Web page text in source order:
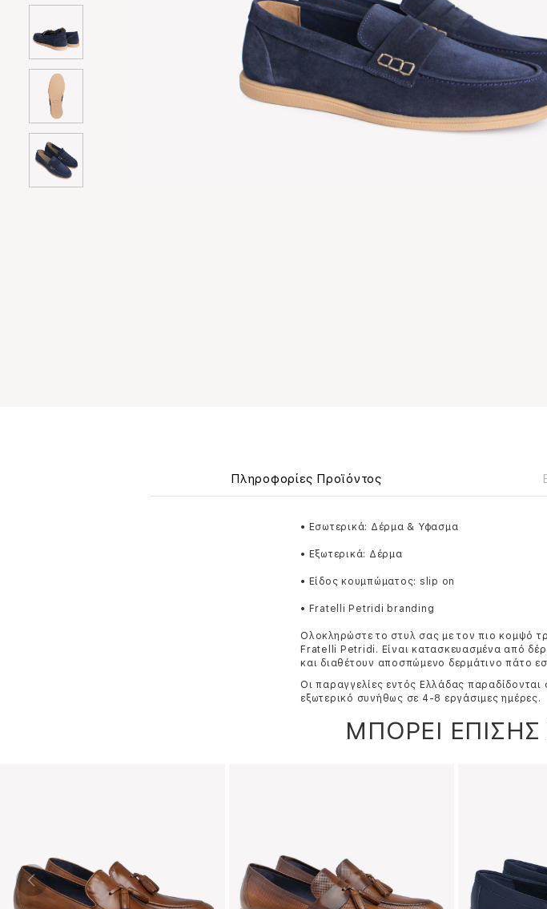
Πληροφορίες Προϊόντος
• Εσωτερικά: Δέρμα & Υφασμα
• Εξωτερικά: Δέρμα
• Είδος κουμπώματος: slip on
• Fratelli Petridi branding
Ολοκληρώστε το στυλ σας με τον πιο κομψό
Fratelli Petridi. Είναι κατασκευασμένα από
και διαθέτουν αποσπώμενο δερμάτινο πάτο
Οι παραγγελίες εντός Ελλάδας
εξωτερικό συνήθως σε 4-8 εργάσιμες ημέρες.
ΜΠΟΡΕΙ